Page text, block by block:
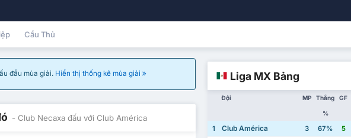
Cầu Thủ
đầu mùa giải. Hiển thị thống kê mùa giải
- Club Necaxa đấu với Club América
Liga MX Bảng
Đội MP Thắng
%
GF
1 Club América 3 67% 5